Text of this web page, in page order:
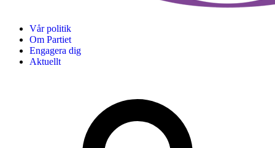
Vår politik
Om Partiet
Engagera dig
Aktuellt